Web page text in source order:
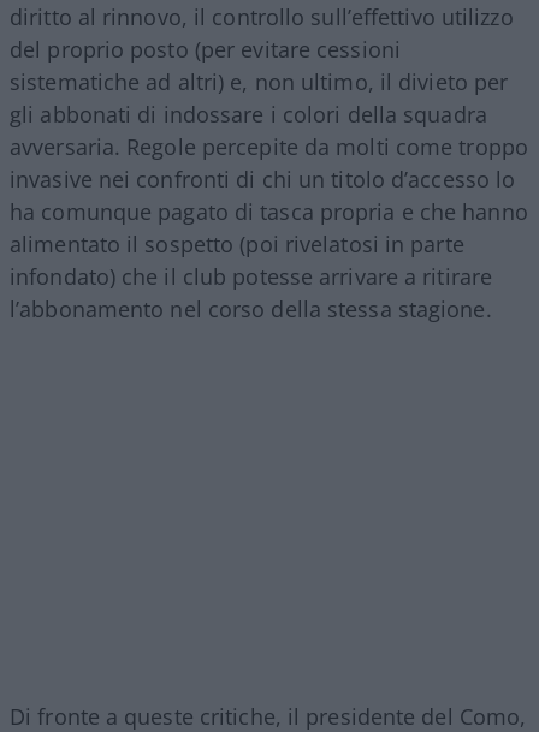
diritto al rinnovo, il controllo sull’effettivo utilizzo
del proprio posto (per evitare cessioni
sistematiche ad altri) e, non ultimo, il divieto per
gli abbonati di indossare i colori della squadra
avversaria. Regole percepite da molti come troppo
invasive nei confronti di chi un titolo d’accesso lo
ha comunque pagato di tasca propria e che hanno
alimentato il sospetto (poi rivelatosi in parte
infondato) che il club potesse arrivare a ritirare
l’abbonamento nel corso della stessa stagione.
Di fronte a queste critiche, il presidente del Como,